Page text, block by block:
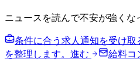
ニュースを読んで不安が強く
条件に合う求人通知を受け取
を整理します。 進む 給料コ